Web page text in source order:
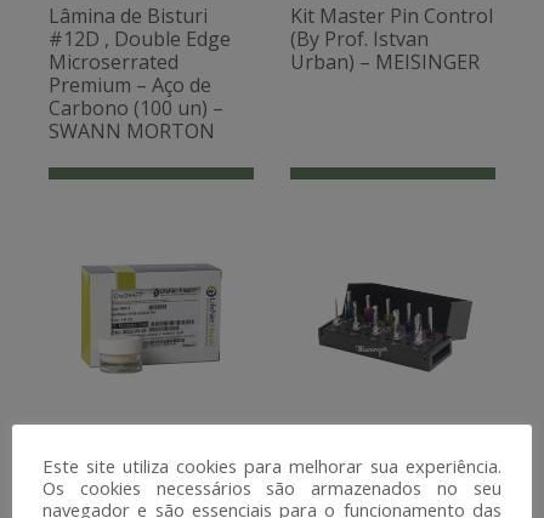
Lâmina de Bisturi
#12D , Double Edge
Microserrated
Premium – Aço de
Carbono (100 un) –
SWANN MORTON
Kit Master Pin Control
(By Prof. Istvan
Urban) – MEISINGER
OraGRAFT®
Aloenxerto Cortical
Particulado (70%
Drill Stop Control
BL/TL, (38171) –
MEISINGER
Este site utiliza cookies para melhorar sua experiência.
Os cookies necessários são armazenados no seu
navegador e são essenciais para o funcionamento das